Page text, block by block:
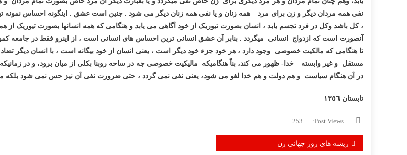
نفی همه مردان دیگر و زن برای مرد – همه زنان و یا نفی همه زنان دیگر می شود . چنین است عشق . اینگونه احساس
، کل باشد وکل در فرد تجسم یابد ، انسان بصورت تیوریک از خود آگاهی می یابد و هنگامی که همه انسانها بصورت تیوریک از
آنصورت است که ازدواج انسانی میگردد . بنابر آن عشق انسانی ترین احساس های انسانی است ، از اینرو فقط در جامعه
تا هنگامی که مالکیت خصوصی وجود دارد ، هر خود جزء خود دیگر است ، یعنی انسان از خود بیگانه است ، با انسان دیگر تضاد
مستقل و غیر وابسته – خدا- ظهور می کند، بناً هنگامیکه مالیکیت خصوصی چه در ساحه روبنا بکلی از میان برود، و در زمانیکه
در آن هنگام سیاست و هم دولت و هم خدا لغو می شود، یعنی نفی نمی گردد ، حتی ضرورت نفی آن نیز حس نمی شود بلکه
تابستان ١٣٥٦
Post Views:
253
راهبری
ریشه های روز جهانی زن